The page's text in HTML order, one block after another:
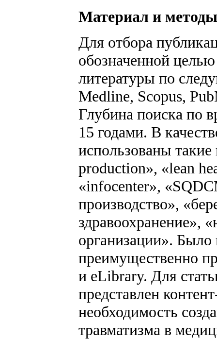
Материал и методы
Для отбора
обозначенной
литературы по
Medline, Scopus,
Глубина поиска по
15 годами. В
использованы
production», «lean
«infocenter»,
производство»,
здравоохранение»,
организации». Было
преимущественно
и eLibrary. Для
представлен
необходимость
травматизма в